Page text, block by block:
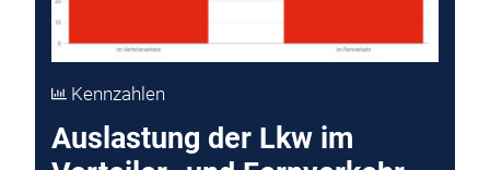
Kennzahlen
Auslastung der Lkw im